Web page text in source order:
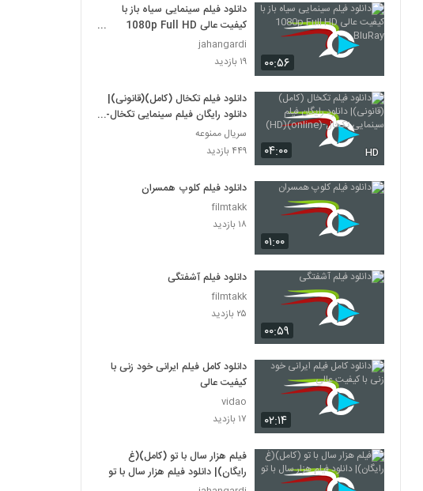
دانلود فیلم وروجک ها با لینک مستقیم و کیفیت
عالی
۲,۰۳۵ بازدید
فیلم ایرانی من کارگرم
۲,۱۲۳ بازدید
دانلود فیلم سینمایی بیتابی بیتا
۱,۳۲۶ بازدید
دانلود فیلم اطراف آرامش با کیفیت عالی
۴۶۳ بازدید
دانلود فیلم بغض با کیفیت عالی
دانلود فیلم قصه پریا به کارگردانی فریدون جیرانی
دانلود فیلم نیمه شب اتفاق افتاد (1394)
۱,۵۴۹ بازدید
فیلم ایرانی فرزند چهارم
۹۶۶ بازدید
۰۰:۵۶
دانلود فیلم سینمایی سیاه باز با
کیفیت عالی 1080p Full HD
BluRay
jahangardi
۱۹ بازدید
۰۴:۰۰ HD
دانلود فیلم تکخال (کامل)(قانونی)|
دانلود رایگان فیلم سینمایی تکخال-
(online)(HD)سریال ممنوعه
۴۴۹ بازدید
۰۱:۰۰
دانلود فیلم کلوپ همسران
filmtakk
۱۸ بازدید
۰۰:۵۹
دانلود فیلم آشفتگی
filmtakk
۲۵ بازدید
۰۲:۱۴
دانلود کامل فیلم ایرانی خود زنی با
کیفیت عالی
vidao
۱۷ بازدید
فیلم هزار سال با تو (کامل)(غ
رایگان)| دانلود فیلم هزار سال با تو